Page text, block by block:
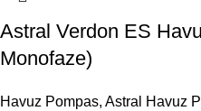
Astral Verdon ES
Monofaze)
Havuz Pompas, Astral Havuz